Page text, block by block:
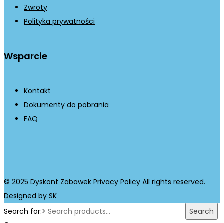
Zwroty
Polityka prywatności
Wsparcie
Kontakt
Dokumenty do pobrania
FAQ
© 2025 Dyskont Zabawek Privacy Policy All rights reserved.
Designed by SK
Search for:>
Search